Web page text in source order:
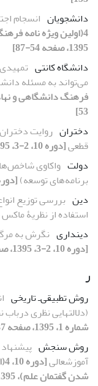
دانشجویان انسجام
4(اولین ویژه نامه
1395، صفحه 54-87]
دانشگاه کانتی
می‌تواند به مسئله
53]
دختران
قطعی[دوره 10، 2-3، 1395، صفحه 102-123]
دولت واکاوی
برنامه‌های توسعه)[دوره 10، 2-3، 1395،
دین بررسی توزیع
استفاده از نظریۀ
دینداری نگرش به
[دوره 10، 2-3، 1395، صفحه 77-101]
ر
روش تطبیقی‌ـ تاریخی
(دلالتهایی نظری درباب
شماره 1، 1395، صفحه 137-162]
روش سنجش
آموزشعالی
شدن گفتمان علم)، 1395، صفحه 116-148]